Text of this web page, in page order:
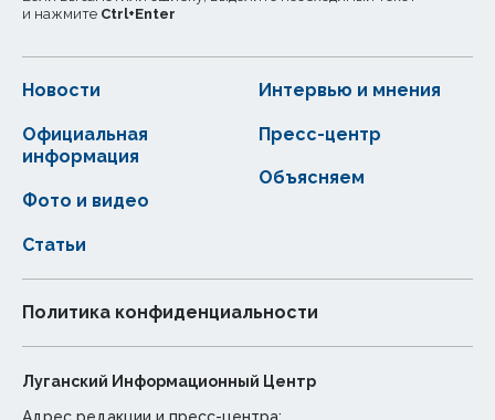
и нажмите Ctrl+Enter
Новости
Статьи
Официальная
информация
Интервью и мнения
Фото и видео
Пресс-центр
Объясняем
Политика конфиденциальности
Луганский Информационный Центр